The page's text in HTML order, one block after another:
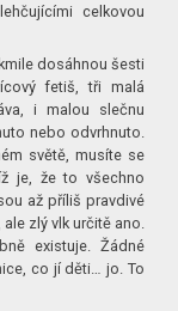
celkovou
dosáhnou šesti
fetiš, tři malá
i malou slečnu
nebo odvrhnuto.
světě, musíte se
je, že to všechno
až příliš pravdivé
zlý vlk určitě ano.
existuje. Žádné
co jí děti… jo. To